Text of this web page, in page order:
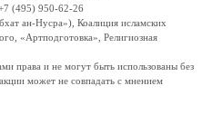
(495) 950-62-26
ан-Нусра»), Коалиция исламских
«Артподготовка», Религиозная
права и не могут быть использованы без
может не совпадать с мнением